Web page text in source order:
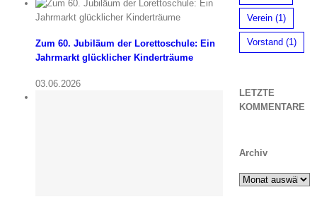
Zum 60. Jubiläum der Lorettoschule: Ein
Jahrmarkt glücklicher Kinderträume
03.06.2026
Verein(1)
Vorstand (1)
LETZTE
KOMMENTARE
Archiv
Archiv